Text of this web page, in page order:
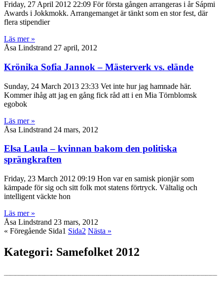
Friday, 27 April 2012 22:09 För första gången arrangeras i år Sápmi
Awards i Jokkmokk. Arrangemanget är tänkt som en stor fest, där
flera stipendier
Läs mer »
Åsa Lindstrand 27 april, 2012
Krönika Sofia Jannok – Mästerverk vs. elände
Sunday, 24 March 2013 23:33 Vet inte hur jag hamnade här.
Kommer ihåg att jag en gång fick råd att i en Mia Törnblomsk
egobok
Läs mer »
Åsa Lindstrand 24 mars, 2012
Elsa Laula – kvinnan bakom den politiska
sprängkraften
Friday, 23 March 2012 09:19 Hon var en samisk pionjär som
kämpade för sig och sitt folk mot statens förtryck. Vältalig och
intelligent väckte hon
Läs mer »
Åsa Lindstrand 23 mars, 2012
« Föregående Sida1 Sida2 Nästa »
Kategori: Samefolket 2012